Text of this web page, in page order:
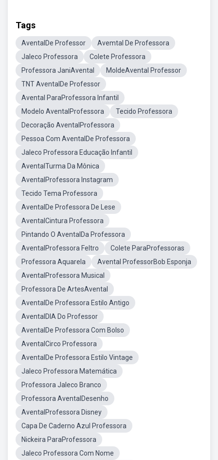
Tags
AventalDe Professor
Avemtal De Professora
Jaleco Professora
Colete Professora
Professora JaniAvental
MoldeAvental Professor
TNT AventalDe Professor
Avental ParaProfessora Infantil
Modelo AventalProfessora
Tecido Professora
Decoração AventalProfessora
Pessoa Com AventalDe Professora
Jaleco Professora Educação Infantil
AventalTurma Da Mônica
AventalProfessora Instagram
Tecido Tema Professora
AventalDe Professora De Lese
AventalCintura Professora
Pintando O AventalDa Professora
AventalProfessora Feltro
Colete ParaProfessoras
Professora Aquarela
Avental ProfessorBob Esponja
AventalProfessora Musical
Professora De ArtesAvental
AventalDe Professora Estilo Antigo
AventalDIA Do Professor
AventalDe Professora Com Bolso
AventalCirco Professora
AventalDe Professora Estilo Vintage
Jaleco Professora Matemática
Professora Jaleco Branco
Professora AventalDesenho
AventalProfessora Disney
Capa De Caderno Azul Professora
Nickeira ParaProfessora
Jaleco Professora Com Nome